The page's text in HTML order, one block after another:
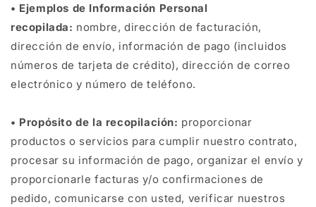
• Ejemplos de Información Personal
recopilada: nombre, dirección de facturación,
dirección de envío, información de pago (incluidos
números de tarjeta de crédito), dirección de correo
electrónico y número de teléfono.
• Propósito de la recopilación: proporcionar
productos o servicios para cumplir nuestro contrato,
procesar su información de pago, organizar el envío y
proporcionarle facturas y/o confirmaciones de
pedido, comunicarse con usted, verificar nuestros